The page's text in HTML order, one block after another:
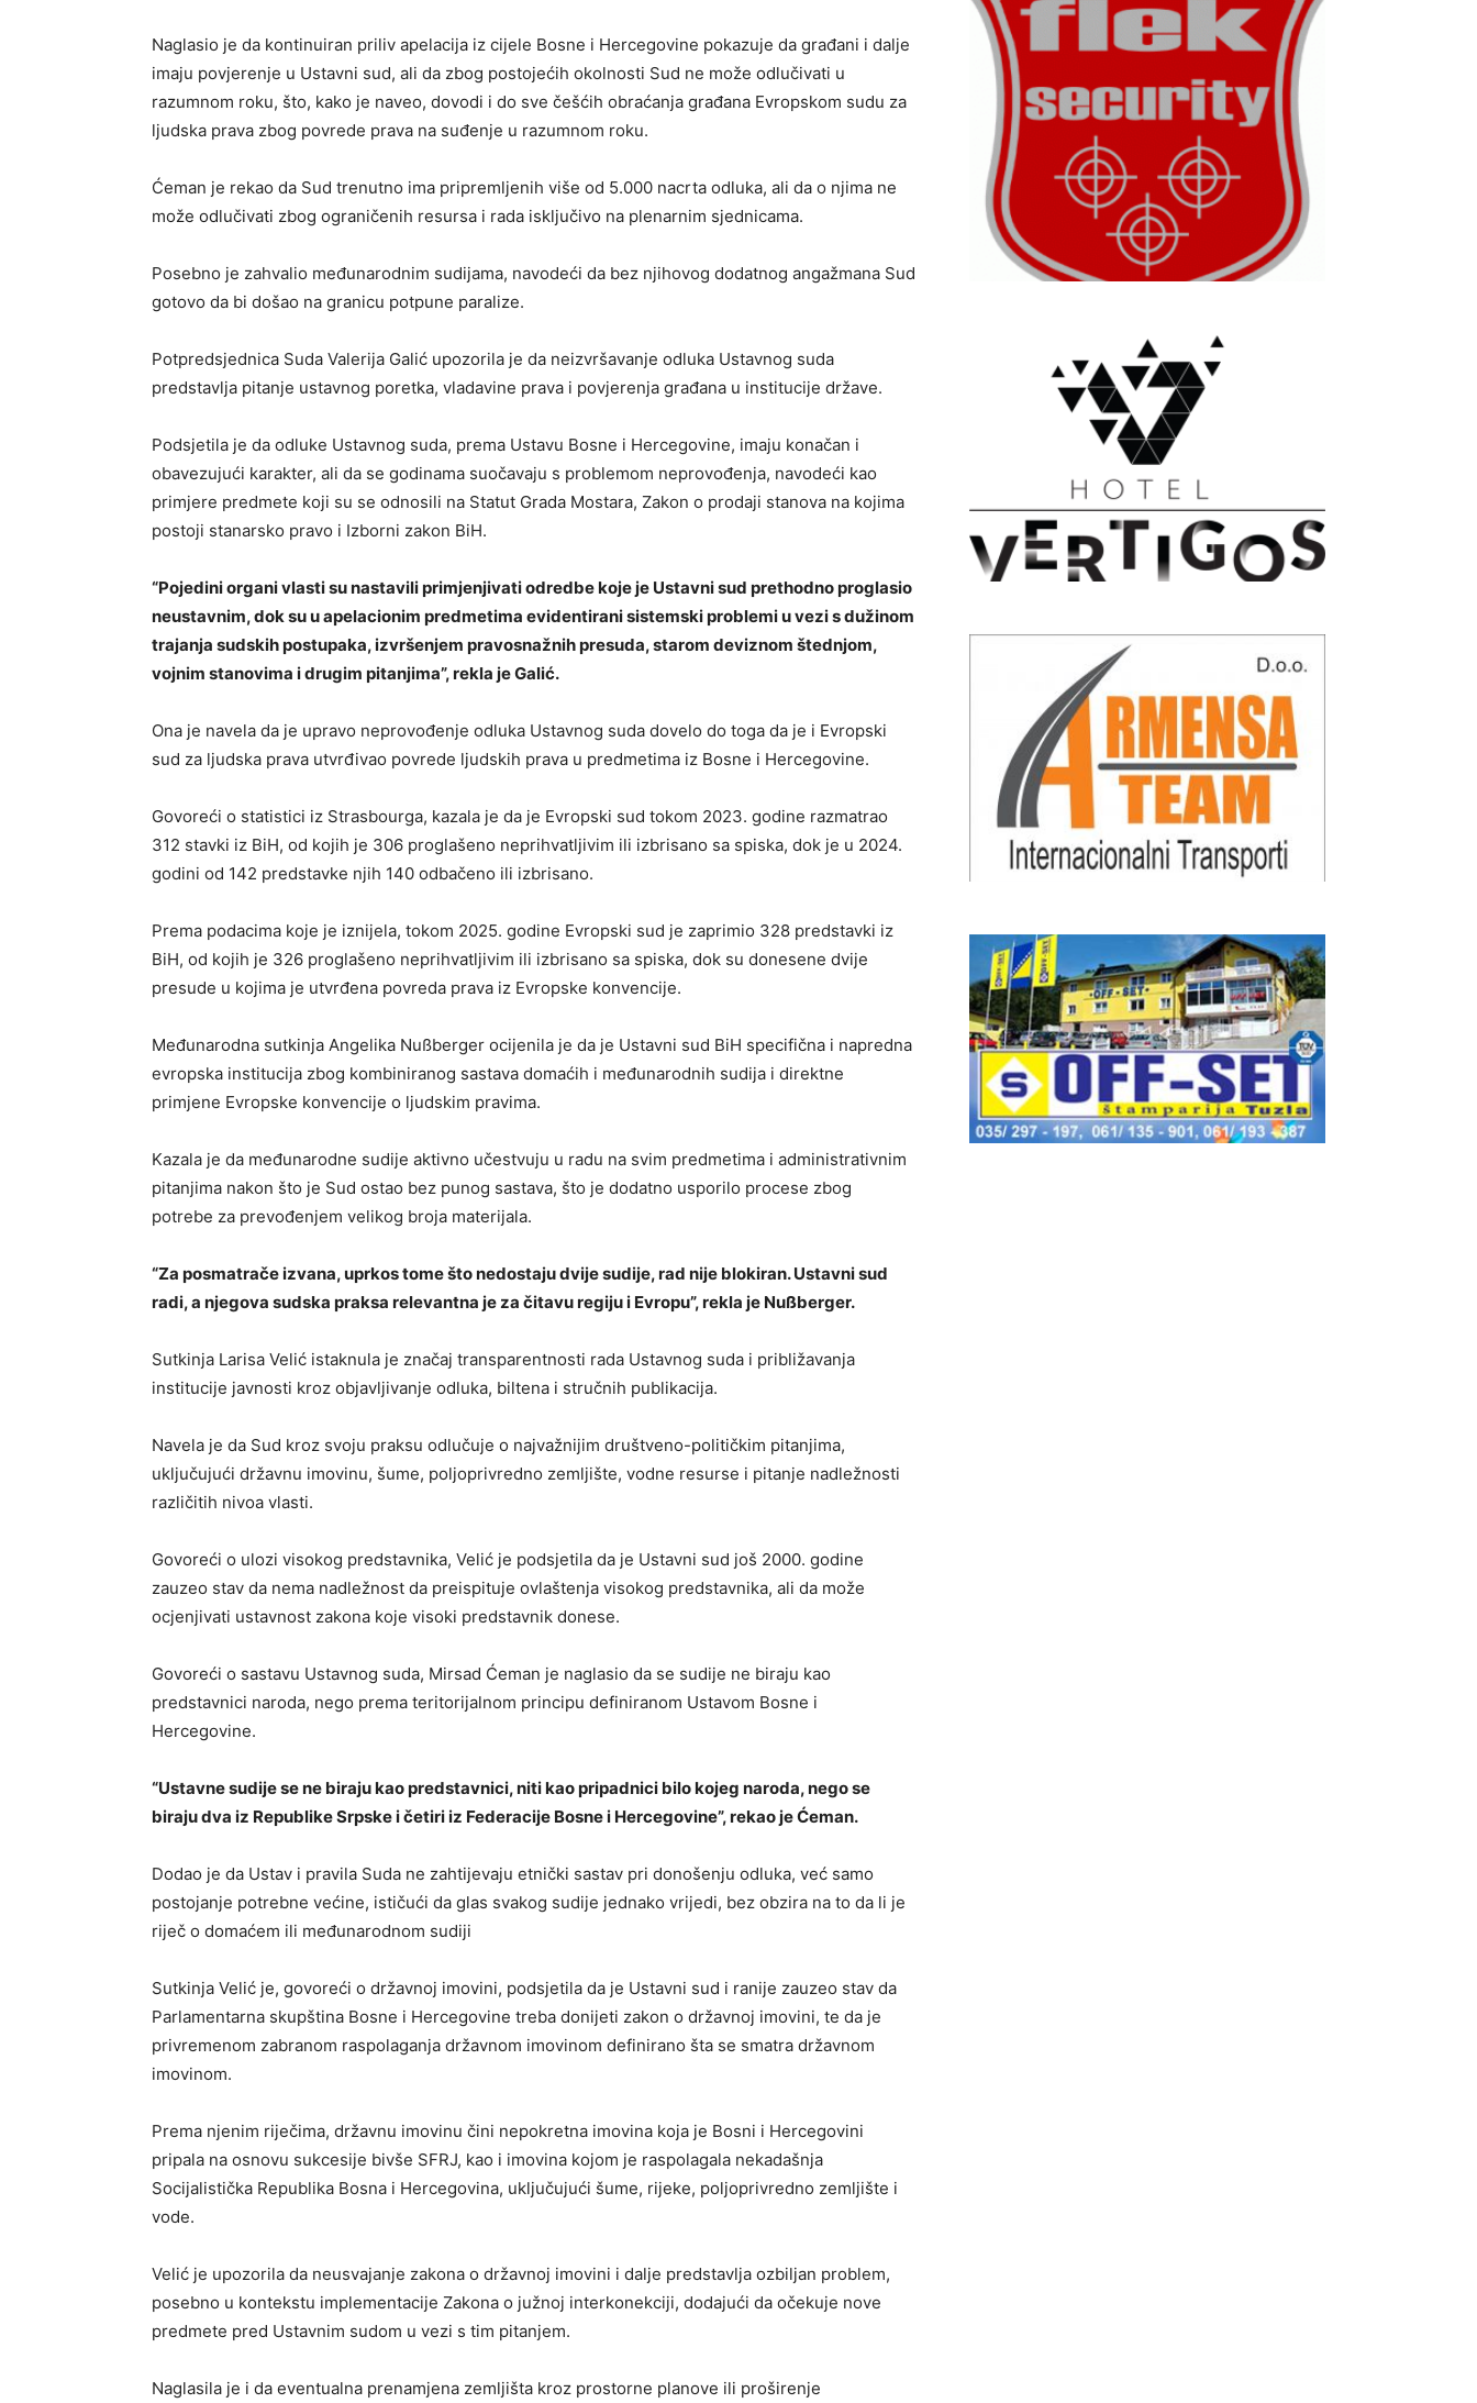
Naglasio je da kontinuiran priliv apelacija iz cijele Bosne i Hercegovine pokazuje da građani i dalje
imaju povjerenje u Ustavni sud, ali da zbog postojećih okolnosti Sud ne može odlučivati u
razumnom roku, što, kako je naveo, dovodi i do sve češćih obraćanja građana Evropskom sudu za
ljudska prava zbog povrede prava na suđenje u razumnom roku.
Ćeman je rekao da Sud trenutno ima pripremljenih više od 5.000 nacrta odluka, ali da o njima ne
može odlučivati zbog ograničenih resursa i rada isključivo na plenarnim sjednicama.
Posebno je zahvalio međunarodnim sudijama, navodeći da bez njihovog dodatnog angažmana Sud
gotovo da bi došao na granicu potpune paralize.
Potpredsjednica Suda Valerija Galić upozorila je da neizvršavanje odluka Ustavnog suda
predstavlja pitanje ustavnog poretka, vladavine prava i povjerenja građana u institucije države.
Podsjetila je da odluke Ustavnog suda, prema Ustavu Bosne i Hercegovine, imaju konačan i
obavezujući karakter, ali da se godinama suočavaju s problemom neprovođenja, navodeći kao
primjere predmete koji su se odnosili na Statut Grada Mostara, Zakon o prodaji stanova na kojima
postoji stanarsko pravo i Izborni zakon BiH.
“Pojedini organi vlasti su nastavili primjenjivati odredbe koje je Ustavni sud prethodno proglasio
neustavnim, dok su u apelacionim predmetima evidentirani sistemski problemi u vezi s dužinom
trajanja sudskih postupaka, izvršenjem pravosnažnih presuda, starom deviznom štednjom,
vojnim stanovima i drugim pitanjima”, rekla je Galić.
Ona je navela da je upravo neprovođenje odluka Ustavnog suda dovelo do toga da je i Evropski
sud za ljudska prava utvrđivao povrede ljudskih prava u predmetima iz Bosne i Hercegovine.
Govoreći o statistici iz Strasbourga, kazala je da je Evropski sud tokom 2023. godine razmatrao
312 stavki iz BiH, od kojih je 306 proglašeno neprihvatljivim ili izbrisano sa spiska, dok je u 2024.
godini od 142 predstavke njih 140 odbačeno ili izbrisano.
Prema podacima koje je iznijela, tokom 2025. godine Evropski sud je zaprimio 328 predstavki iz
BiH, od kojih je 326 proglašeno neprihvatljivim ili izbrisano sa spiska, dok su donesene dvije
presude u kojima je utvrđena povreda prava iz Evropske konvencije.
Međunarodna sutkinja Angelika Nußberger ocijenila je da je Ustavni sud BiH specifična i napredna
evropska institucija zbog kombiniranog sastava domaćih i međunarodnih sudija i direktne
primjene Evropske konvencije o ljudskim pravima.
Kazala je da međunarodne sudije aktivno učestvuju u radu na svim predmetima i administrativnim
pitanjima nakon što je Sud ostao bez punog sastava, što je dodatno usporilo procese zbog
potrebe za prevođenjem velikog broja materijala.
“Za posmatrače izvana, uprkos tome što nedostaju dvije sudije, rad nije blokiran. Ustavni sud
radi, a njegova sudska praksa relevantna je za čitavu regiju i Evropu”, rekla je Nußberger.
Sutkinja Larisa Velić istaknula je značaj transparentnosti rada Ustavnog suda i približavanja
institucije javnosti kroz objavljivanje odluka, biltena i stručnih publikacija.
Navela je da Sud kroz svoju praksu odlučuje o najvažnijim društveno-političkim pitanjima,
uključujući državnu imovinu, šume, poljoprivredno zemljište, vodne resurse i pitanje nadležnosti
različitih nivoa vlasti.
Govoreći o ulozi visokog predstavnika, Velić je podsjetila da je Ustavni sud još 2000. godine
zauzeo stav da nema nadležnost da preispituje ovlaštenja visokog predstavnika, ali da može
ocjenjivati ustavnost zakona koje visoki predstavnik donese.
Govoreći o sastavu Ustavnog suda, Mirsad Ćeman je naglasio da se sudije ne biraju kao
predstavnici naroda, nego prema teritorijalnom principu definiranom Ustavom Bosne i
Hercegovine.
“Ustavne sudije se ne biraju kao predstavnici, niti kao pripadnici bilo kojeg naroda, nego se
biraju dva iz Republike Srpske i četiri iz Federacije Bosne i Hercegovine”, rekao je Ćeman.
Dodao je da Ustav i pravila Suda ne zahtijevaju etnički sastav pri donošenju odluka, već samo
postojanje potrebne većine, ističući da glas svakog sudije jednako vrijedi, bez obzira na to da li je
riječ o domaćem ili međunarodnom sudiji
Sutkinja Velić je, govoreći o državnoj imovini, podsjetila da je Ustavni sud i ranije zauzeo stav da
Parlamentarna skupština Bosne i Hercegovine treba donijeti zakon o državnoj imovini, te da je
privremenom zabranom raspolaganja državnom imovinom definirano šta se smatra državnom
imovinom.
Prema njenim riječima, državnu imovinu čini nepokretna imovina koja je Bosni i Hercegovini
pripala na osnovu sukcesije bivše SFRJ, kao i imovina kojom je raspolagala nekadašnja
Socijalistička Republika Bosna i Hercegovina, uključujući šume, rijeke, poljoprivredno zemljište i
vode.
Velić je upozorila da neusvajanje zakona o državnoj imovini i dalje predstavlja ozbiljan problem,
posebno u kontekstu implementacije Zakona o južnoj interkonekciji, dodajući da očekuje nove
predmete pred Ustavnim sudom u vezi s tim pitanjem.
Naglasila je i da eventualna prenamjena zemljišta kroz prostorne planove ili proširenje